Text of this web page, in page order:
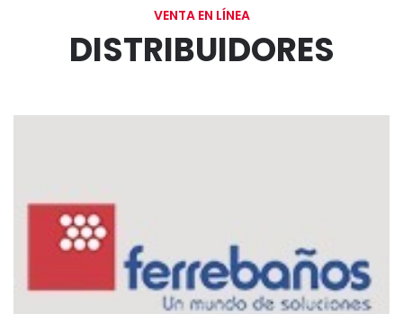
VENTA EN LÍNEA
DISTRIBUIDORES